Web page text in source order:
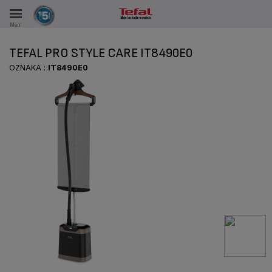
Meni
U PERIODU OD 15 GODINA
TEFAL PRO STYLE CARE IT8490E0
OZNAKA : IT8490E0